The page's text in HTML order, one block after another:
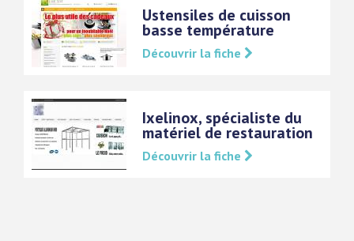
Ustensiles de cuisson
basse température
Découvrir la fiche
Ixelinox, spécialiste du
matériel de restauration
Découvrir la fiche